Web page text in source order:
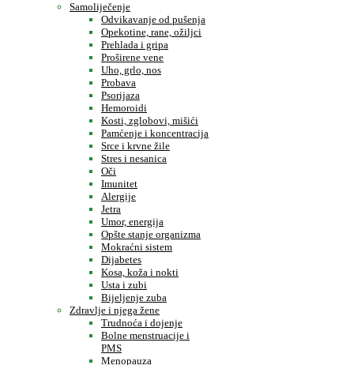
Samoliječenje
Odvikavanje od pušenja
Opekotine, rane, ožiljci
Prehlada i gripa
Proširene vene
Uho, grlo, nos
Probava
Psorijaza
Hemoroidi
Kosti, zglobovi, mišići
Pamćenje i koncentracija
Srce i krvne žile
Stres i nesanica
Oči
Imunitet
Alergije
Jetra
Umor, energija
Opšte stanje organizma
Mokraćni sistem
Dijabetes
Kosa, koža i nokti
Usta i zubi
Bijeljenje zuba
Zdravlje i njega žene
Trudnoća i dojenje
Bolne menstruacije i
PMS
Menopauza